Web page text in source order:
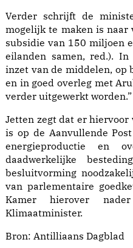
Verder schrijft de
mogelijk te maken is naar
subsidie van 150 miljoen
eilanden samen, red.).
inzet van de middelen, op
en in goed overleg met
verder uitgewerkt worden.”
Jetten zegt dat er
is op de Aanvullende
energieproductie en
daadwerkelijke
besluitvorming
van parlementaire
Kamer hierover
Klimaatminister.
Bron: Antilliaans Dagblad